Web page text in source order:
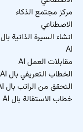
مركز مجتمع الذكاء
الاصطناعي
انشاء السيرة الذاتية بال
AI
مقابلات العمل AI
الخطاب التعريفي بال AI
التحقق من الراتب بال AI
خطاب الاستقالة بال AI